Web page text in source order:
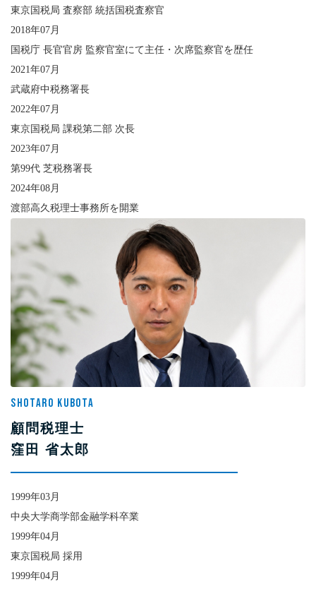
東京国税局 査察部 統括国税査察官
2018年07月
国税庁 長官官房 監察官室にて主任・次席監察官を歴任
2021年07月
武蔵府中税務署長
2022年07月
東京国税局 課税第二部 次長
2023年07月
第99代 芝税務署長
2024年08月
渡部高久税理士事務所を開業
SHOTARO KUBOTA
顧問税理士
窪田 省太郎
1999年03月
中央大学商学部金融学科卒業
1999年04月
東京国税局 採用
1999年04月